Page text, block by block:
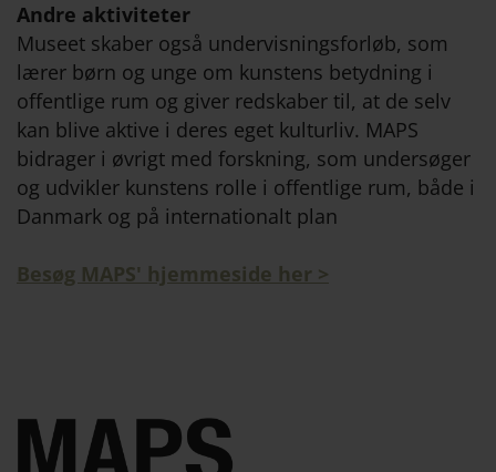
Andre aktiviteter
Museet skaber også undervisningsforløb, som
lærer børn og unge om kunstens betydning i
offentlige rum og giver redskaber til, at de selv
kan blive aktive i deres eget kulturliv. MAPS
bidrager i øvrigt med forskning, som undersøger
og udvikler kunstens rolle i offentlige rum, både i
Danmark og på internationalt plan
Besøg MAPS' hjemmeside her >